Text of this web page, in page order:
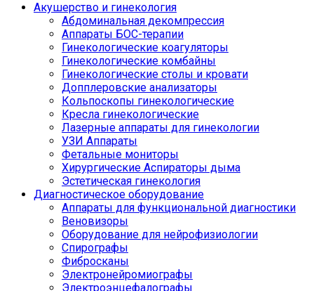
Акушерство и гинекология
Абдоминальная декомпрессия
Аппараты БОС-терапии
Гинекологические коагуляторы
Гинекологические комбайны
Гинекологические столы и кровати
Допплеровские анализаторы
Кольпоскопы гинекологические
Кресла гинекологические
Лазерные аппараты для гинекологии
УЗИ Аппараты
Фетальные мониторы
Хирургические Аспираторы дыма
Эстетическая гинекология
Диагностическое оборудование
Аппараты для функциональной диагностики
Веновизоры
Оборудование для нейрофизиологии
Спирографы
Фибросканы
Электронейромиографы
Электроэнцефалографы